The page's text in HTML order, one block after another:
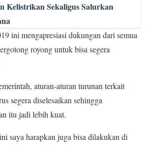
Kelistrikan Sekaligus Salurkan
ini mengapresiasi dukungan dari semua
royong untuk bisa segera
aturan-aturan turunan terkait
segera diselesaikan sehingga
itu jadi lebih kuat.
saya harapkan juga bisa dilakukan di